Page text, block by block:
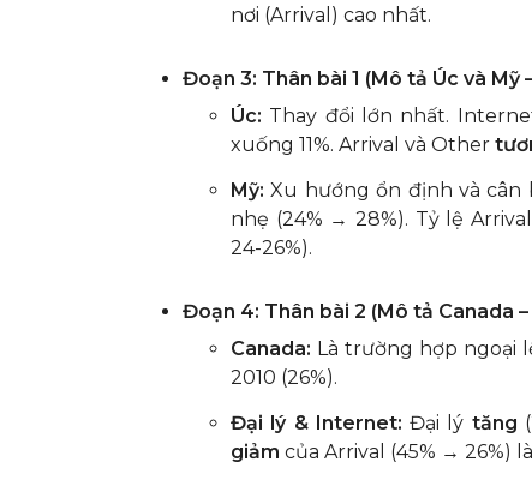
nơi (Arrival) cao nhất.
Đoạn 3: Thân bài 1 (Mô tả Úc và Mỹ
Úc: Thay đổi lớn nhất.
xuống 11%. Arrival và Other
Mỹ: Xu hướng ổn định và cân
nhẹ (24% → 28%). Tỷ lệ
24-26%).
Đoạn 4: Thân bài 2 (Mô tả Canada
Canada: Là trường hợp ngoại
2010 (26%).
Đại lý & Internet: Đại lý tăng
giảm của Arrival (45% → 26%)